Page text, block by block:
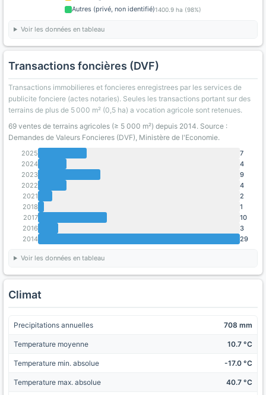
Autres (privé, non identifié)1400.9 ha (98%)
Voir les données en tableau
Transactions foncières (DVF)
Transactions immobilieres et foncieres enregistrees par les services de
publicite fonciere (actes notaries). Seules les transactions portant sur des
terrains de plus de 5 000 m² (0,5 ha) a vocation agricole sont retenues.
69 ventes de terrains agricoles (≥ 5 000 m²) depuis 2014. Source :
Demandes de Valeurs Foncieres (DVF), Ministère de l'Economie.
2025
7
2024
4
2023
9
2022
4
2021
2
2018
1
2017
10
2016
3
2014
29
Voir les données en tableau
Climat
Precipitations annuelles 708 mm
Temperature moyenne 10.7 °C
Temperature min. absolue -17.0 °C
Temperature max. absolue 40.7 °C